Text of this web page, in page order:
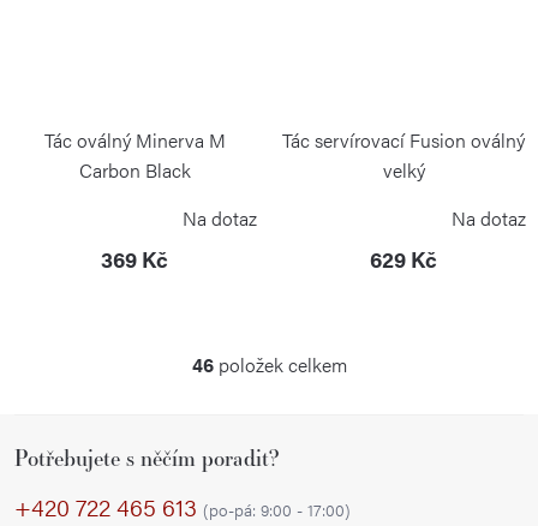
Tác oválný Minerva M
Carbon Black
Na dotaz
369 Kč
Tác servírovací Fusion oválný
velký
Na dotaz
629 Kč
O
á
d
46položek celkem
Potřebujete s něčím poradit?
+420 722 465 613 (po-pá: 9:00 - 17:00)